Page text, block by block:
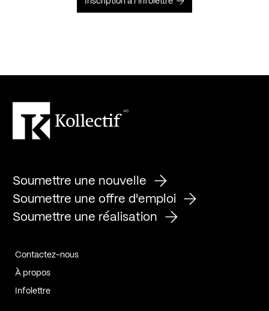
Soumettre une nouvelle
Soumettre une offre d'emploi
Soumettre une réalisation
Contactez-nous
À propos
Infolettre